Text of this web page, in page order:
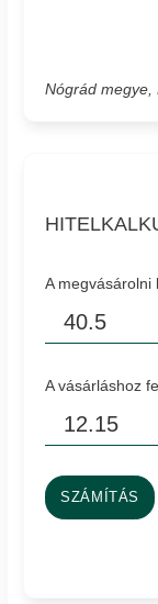
Nógrád megye,
A megvásárolni
A vásárláshoz
SZÁMÍTÁS